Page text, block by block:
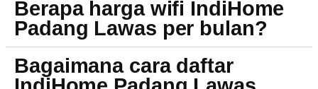
Berapa harga wifi IndiHome
Padang Lawas per bulan?
Bagaimana cara daftar